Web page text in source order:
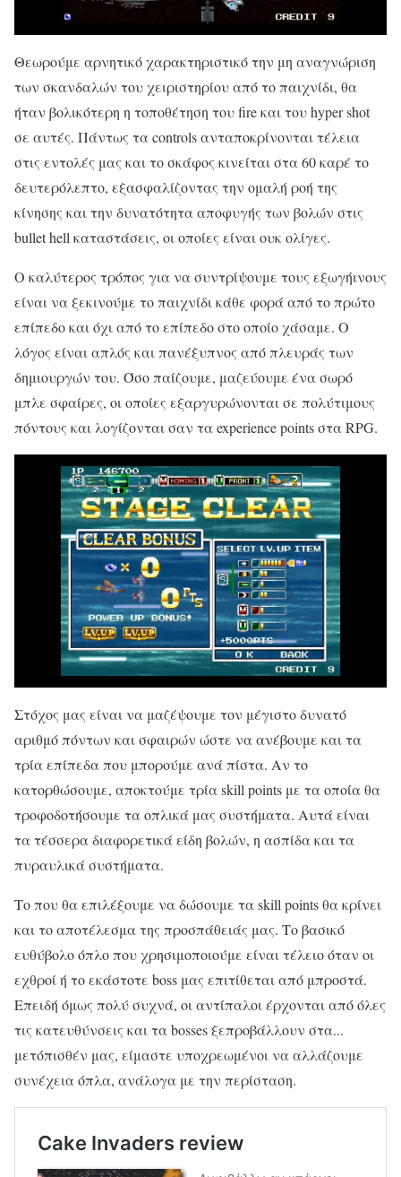
Θεωρούμε αρνητικό χαρακτηριστικό την μη αναγνώριση
των σκανδαλών του χειριστηρίου από το παιχνίδι, θα
ήταν βολικότερη η τοποθέτηση του fire και του hyper shot
σε αυτές. Πάντως τα controls ανταποκρίνονται τέλεια
στις εντολές μας και το σκάφος κινείται στα 60 καρέ το
δευτερόλεπτο, εξασφαλίζοντας την ομαλή ροή της
κίνησης και την δυνατότητα αποφυγής των βολών στις
bullet hell καταστάσεις, οι οποίες είναι ουκ ολίγες.
Ο καλύτερος τρόπος για να συντρίψουμε τους εξωγήινους
είναι να ξεκινούμε το παιχνίδι κάθε φορά από το πρώτο
επίπεδο και όχι από το επίπεδο στο οποίο χάσαμε. Ο
λόγος είναι απλός και πανέξυπνος από πλευράς των
δημιουργών του. Όσο παίζουμε, μαζεύουμε ένα σωρό
μπλε σφαίρες, οι οποίες εξαργυρώνονται σε πολύτιμους
πόντους και λογίζονται σαν τα experience points στα RPG.
Στόχος μας είναι να μαζέψουμε τον μέγιστο δυνατό
αριθμό πόντων και σφαιρών ώστε να ανέβουμε και τα
τρία επίπεδα που μπορούμε ανά πίστα. Αν το
κατορθώσουμε, αποκτούμε τρία skill points με τα οποία θα
τροφοδοτήσουμε τα οπλικά μας συστήματα. Αυτά είναι
τα τέσσερα διαφορετικά είδη βολών, η ασπίδα και τα
πυραυλικά συστήματα.
Το που θα επιλέξουμε να δώσουμε τα skill points θα κρίνει
και το αποτέλεσμα της προσπάθειάς μας. Το βασικό
ευθύβολο όπλο που χρησιμοποιούμε είναι τέλειο όταν οι
εχθροί ή το εκάστοτε boss μας επιτίθεται από μπροστά.
Επειδή όμως πολύ συχνά, οι αντίπαλοι έρχονται από όλες
τις κατευθύνσεις και τα bosses ξεπροβάλλουν στα...
μετόπισθέν μας, είμαστε υποχρεωμένοι να αλλάζουμε
συνέχεια όπλα, ανάλογα με την περίσταση.